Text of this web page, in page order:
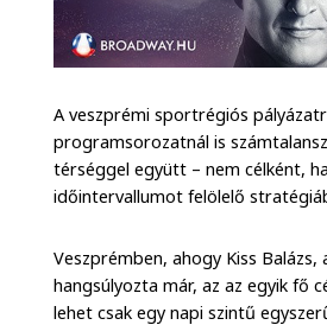
A veszprémi sportrégiós
programsorozatnál is
térséggel együtt – nem célként,
időintervallumot felölelő
Veszprémben, ahogy Kiss
hangsúlyozta már, az az egyik fő
lehet csak egy napi szintű